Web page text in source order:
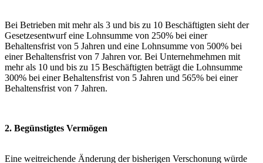
Bei Betrieben mit mehr als 3 und bis zu 10 Beschäftigten sieht der
Gesetzesentwurf eine Lohnsumme von 250% bei einer
Behaltensfrist von 5 Jahren und eine Lohnsumme von 500% bei
einer Behaltensfrist von 7 Jahren vor. Bei Unternehmehmen mit
mehr als 10 und bis zu 15 Beschäftigten beträgt die Lohnsumme
300% bei einer Behaltensfrist von 5 Jahren und 565% bei einer
Behaltensfrist von 7 Jahren.
2. Begünstigtes Vermögen
Eine weitreichende Änderung der bisherigen Verschonung würde